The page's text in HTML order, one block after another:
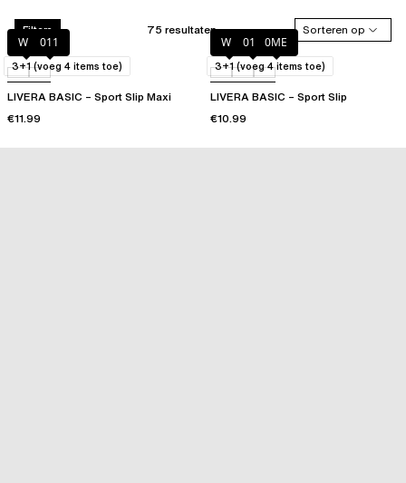
Filters 75 resultaten
Sorteren op
Wit
011
LIVERA BASIC – Sport Slip Maxi
€11.99
3+1 (voeg 4 items toe)
Wit 011 0ME
LIVERA BASIC – Sport Slip
€10.99
3+1 (voeg 4 items toe)